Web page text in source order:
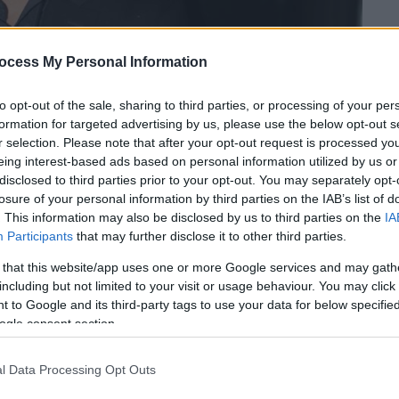
My Personal Information
opt-out of the sale, sharing to third parties, or processing of your
for targeted advertising by us, please use the below opt-out
selection. Please note that after your opt-out request is processed
interest-based ads based on personal information utilized by us
to third parties prior to your opt-out. You may separately
of your personal information by third parties on the IAB’s list of
This information may also be disclosed by us to third parties on the
Participants that may further disclose it to other third parties.
that this website/app uses one or more Google services and may
but not limited to your visit or usage behaviour. You may
to Google and its third-party tags to use your data for below
consent section.
Data Processing Opt Outs
το ΕΘΝΟΣ στη Google
με βαθιά συγκίνηση, μοιράστηκε την
στοInstagram, γράφοντας ένα